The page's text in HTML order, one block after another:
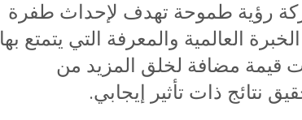
رؤية طموحة تهدف لإحداث طفرة
العالمية والمعرفة التي يتمتع بها
قيمة مضافة لخلق المزيد من
نتائج ذات تأثير إيجابي.